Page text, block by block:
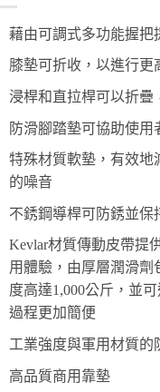
藉由可調式多功能握把
膝墊可折收，以進行更
浸桿和直拉桿可以折疊
防滑腳踏墊可協助使用
特殊材質軟墊，有效地
的噪音
不銹鋼導桿可防銹並保
Kevlar材質傳動皮帶提
用體驗，由厚層潤滑劑
度高達1,000公斤，並
過程更加簡便
工業強度與軍用材質的
高品質商用靠墊